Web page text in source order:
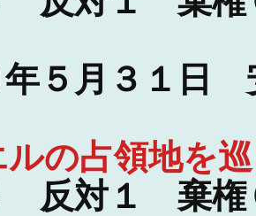
年５月３１日
の占領地を
反対１ 棄権